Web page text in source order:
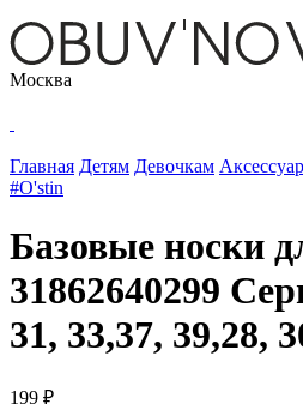
Москва
Главная Детям Девочкам
#O'stin
Базовые носки
31862640299
31, 33,37, 39,28,
199 ₽